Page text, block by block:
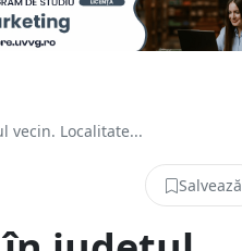
vecin. Localitate...
Salvează